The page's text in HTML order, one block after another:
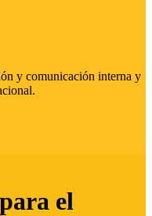
y comunicación interna y
el